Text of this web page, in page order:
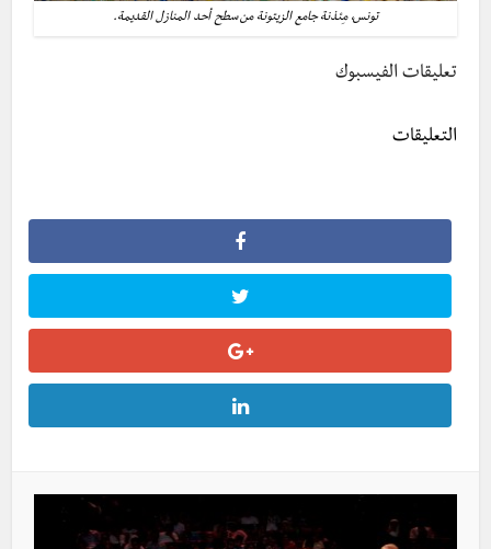
تونس، مِئذنة جامع الزيتونة من سطح أحد المنازل القديمة.
تعليقات الفيسبوك
التعليقات